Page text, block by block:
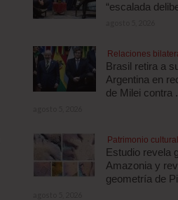
“escalada
Relaciones
Brasil retira a
Argentina en
de Milei contra
Patrimonio cultural
Estudio revela
Amazonia y
geometría de